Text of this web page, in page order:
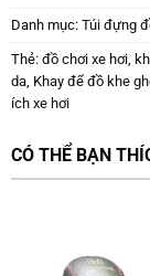
Danh mục: Túi đựng
Thẻ: đồ chơi xe hơi,
da, Khay để đồ khe
ích xe hơi
CÓ THỂ BẠN